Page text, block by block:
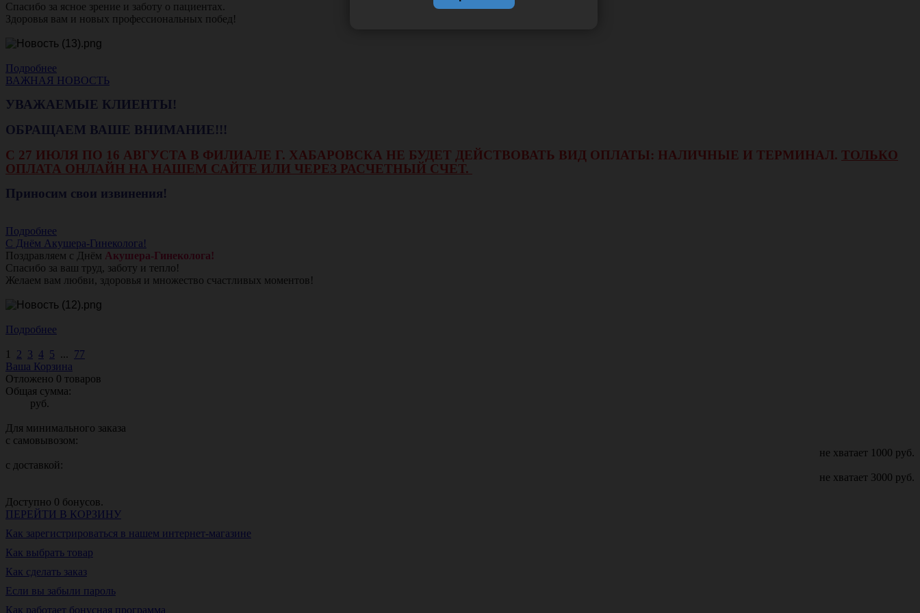
Спасибо за ясное зрение и заботу о пациентах.
Здоровья вам и новых профессиональных побед!
Подробнее
ВАЖНАЯ НОВОСТЬ
УВАЖАЕМЫЕ КЛИЕНТЫ!
ОБРАЩАЕМ ВАШЕ ВНИМАНИЕ!!!
С 27 ИЮЛЯ ПО 16 АВГУСТА В ФИЛИАЛЕ Г. ХАБАРОВСКА НЕ БУДЕТ ДЕЙСТВОВАТЬ ВИД ОПЛАТЫ: НАЛИЧНЫЕ И ТЕРМИНАЛ. ТОЛЬКО
ОПЛАТА ОНЛАЙН НА НАШЕМ САЙТЕ ИЛИ ЧЕРЕЗ РАСЧЕТНЫЙ СЧЕТ.
Приносим свои извинения!
Подробнее
С Днём Акушера-Гинеколога!
Поздравляем с Днём Акушера-Гинеколога!
Спасибо за ваш труд, заботу и тепло!
Желаем вам любви, здоровья и множество счастливых моментов!
Подробнее
1 2 3 4 5 ... 77
Ваша Корзина
Отложено 0 товаров
Общая сумма:
руб.
Для минимального заказа
с самовывозом:
не хватает 1000 руб.
с доставкой:
не хватает 3000 руб.
Доступно 0 бонусов.
ПЕРЕЙТИ В КОРЗИНУ
Как зарегистрироваться в нашем интернет-магазине
Как выбрать товар
Как сделать заказ
Если вы забыли пароль
Как работает бонусная программа